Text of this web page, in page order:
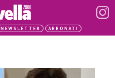
NEWSLETTER ABBONATI